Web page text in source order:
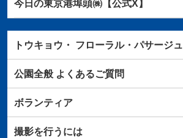
今日の東京港埠頭㈱【公式X】
トウキョウ・ フローラル・パサージュ
公園全般よくあるご質問
ボランティア
撮影を行うには